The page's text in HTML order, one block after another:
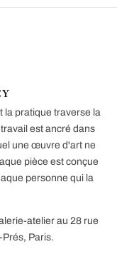
la pratique traverse la
est ancré dans
une œuvre d'art ne
pièce est conçue
personne qui la
atelier au 28 rue
Paris.